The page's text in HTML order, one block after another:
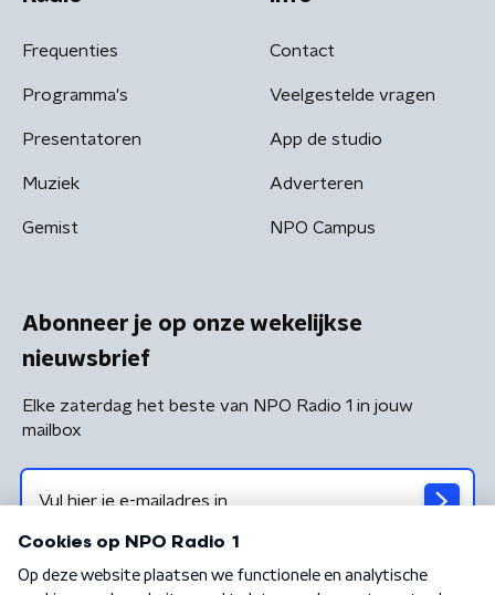
Frequenties
Programma's
Presentatoren
Muziek
Gemist
Contact
Veelgestelde vragen
App de studio
Adverteren
NPO Campus
Abonneer je op onze wekelijkse
nieuwsbrief
Elke zaterdag het beste van NPO Radio 1 in jouw
mailbox